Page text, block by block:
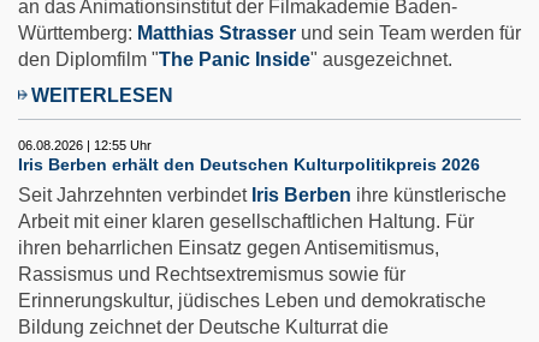
an das Animationsinstitut der Filmakademie Baden-
Württemberg: Matthias Strasser und sein Team werden für
den Diplomfilm "The Panic Inside" ausgezeichnet.
WEITERLESEN
06.08.2026 | 12:55 Uhr
Iris Berben erhält den Deutschen Kulturpolitikpreis 2026
Seit Jahrzehnten verbindet Iris Berben ihre künstlerische
Arbeit mit einer klaren gesellschaftlichen Haltung. Für
ihren beharrlichen Einsatz gegen Antisemitismus,
Rassismus und Rechtsextremismus sowie für
Erinnerungskultur, jüdisches Leben und demokratische
Bildung zeichnet der Deutsche Kulturrat die